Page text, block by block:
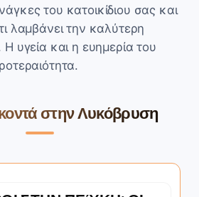
του κατοικίδιου σας και
λαμβάνει την καλύτερη
υγεία και η ευημερία του
στην Λυκόβρυση